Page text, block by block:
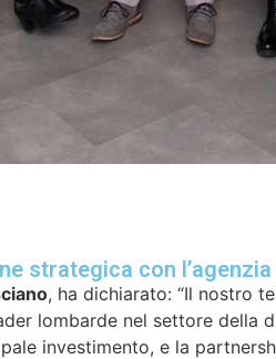
strategica con
, ha dichiarato: “Il nostro
lombarde nel settore della
investimento, e la